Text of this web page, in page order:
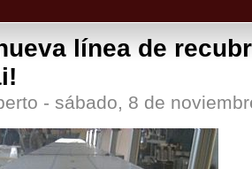
línea de
- sábado, 8 de